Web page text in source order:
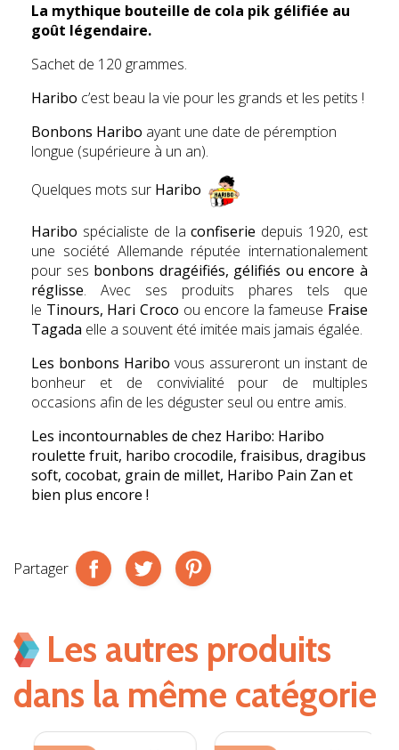
La mythique bouteille de cola pik gélifiée au
goût légendaire.
Sachet de 120 grammes.
Haribo c’est beau la vie pour les grands et les petits !
Bonbons Haribo ayant une date de péremption
longue (supérieure à un an).
Quelques mots sur Haribo
Haribo spécialiste de laconfiserie depuis 1920, est
une société Allemande réputée internationalement
pour ses bonbons dragéifiés, gélifiés ou encore à
réglisse. Avec ses produits phares tels que
le Tinours, Hari Croco ou encore la fameuse Fraise
Tagada elle a souvent été imitée mais jamais égalée.
Les bonbons Haribo vous assureront un instant de
bonheur et de convivialité pour de multiples
occasions afin de les déguster seul ou entre amis.
Les incontournables de chez Haribo: Haribo
roulette fruit, haribo crocodile, fraisibus, dragibus
soft, cocobat, grain de millet, Haribo Pain Zan et
bien plus encore !
Partager
Les autres produits
dans la même catégorie